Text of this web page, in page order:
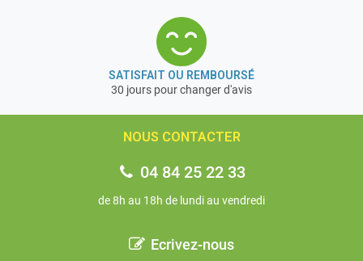
SATISFAIT OU REMBOURSÉ
30 jours pour changer d'avis
NOUS CONTACTER
04 84 25 22 33
de 8h au 18h de lundi au vendredi
Ecrivez-nous